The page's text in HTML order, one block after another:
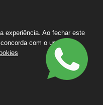
experiência. Ao fechar este
com o uso de